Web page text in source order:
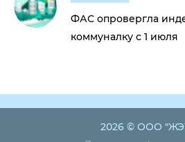
ФАС опровергла
коммуналку с 1 июля
2026 © ООО